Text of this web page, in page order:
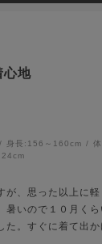
心地
身長: 156～160cm
24cm
が、思った以上に
暑いので１０月く
た。すぐに着て出